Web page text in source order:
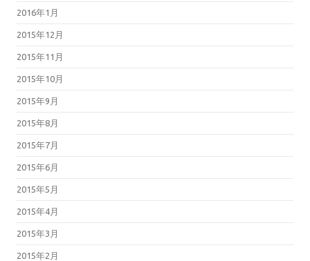
2016年1月
2015年12月
2015年11月
2015年10月
2015年9月
2015年8月
2015年7月
2015年6月
2015年5月
2015年4月
2015年3月
2015年2月